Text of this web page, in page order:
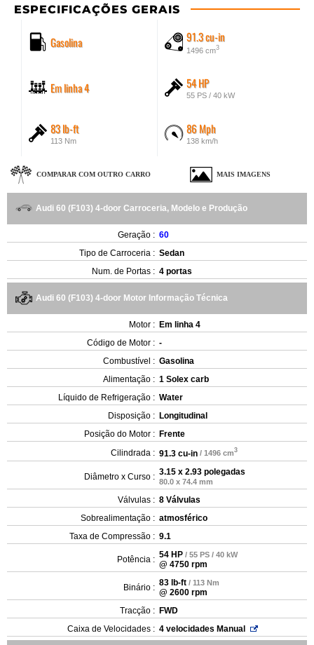
ESPECIFICAÇÕES GERAIS
Gasolina 91.3 cu-in
1496 cm3
Em linha 4 54 HP
55 PS / 40 kW
83 lb-ft
113 Nm
86 Mph
138 km/h
COMPARAR COM OUTRO CARRO MAIS IMAGENS
Audi 60 (F103) 4-door Carroceria, Modelo e Produção
Geração : 60
Tipo de Carroceria : Sedan
Num. de Portas : 4 portas
Audi 60 (F103) 4-door Motor Informação Técnica
Motor : Em linha 4
Código de Motor : -
Combustível : Gasolina
Alimentação : 1 Solex carb
Líquido de Refrigeração : Water
Disposição : Longitudinal
Posição do Motor : Frente
Cilindrada : 91.3 cu-in / 1496 cm3
Diâmetro x Curso : 3.15 x 2.93 polegadas
80.0 x 74.4 mm
Válvulas : 8 Válvulas
Sobrealimentação : atmosférico
Taxa de Compressão : 9.1
Potência : 54 HP / 55 PS / 40 kW
@ 4750 rpm
Binário : 83 lb-ft / 113 Nm
@ 2600 rpm
Tracção : FWD
Caixa de Velocidades : 4 velocidades Manual